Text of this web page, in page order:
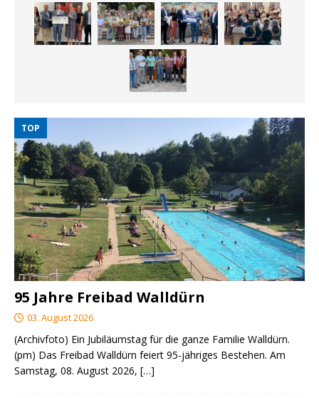
TOP
95 Jahre Freibad Walldürn
03. August 2026
(Archivfoto) Ein Jubiläumstag für die ganze Familie Walldürn.
(pm) Das Freibad Walldürn feiert 95-jähriges Bestehen. Am
Samstag, 08. August 2026, […]